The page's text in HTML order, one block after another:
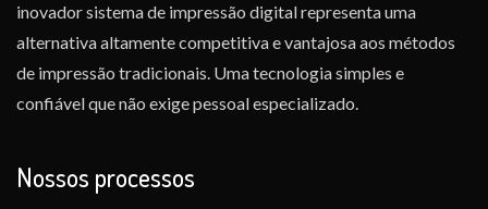
inovador sistema de impressão digital representa uma
alternativa altamente competitiva e vantajosa aos métodos
de impressão tradicionais. Uma tecnologia simples e
confiável que não exige pessoal especializado.
Nossos processos